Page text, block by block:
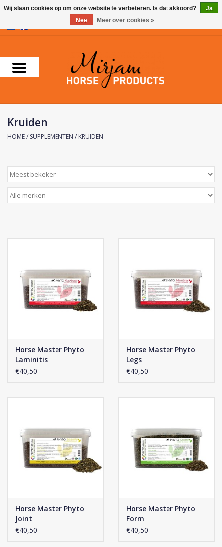
Supplementen
Verzorgingsproducten
Horse Master
Kruiwagens
Kruiden
HOME/ SUPPLEMENTEN / KRUIDEN
Horse Master Phyto
Laminitis
€40,50
Horse Master Phyto
Legs
€40,50
Horse Master Phyto
Joint
€40,50
Horse Master Phyto
Form
€40,50
Wij slaan cookies op om onze website te verbeteren. Is dat akkoord?
Ja
Nee
Meer over cookies »